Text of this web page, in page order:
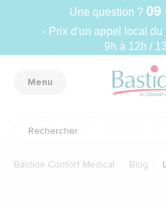
Une question ? 09
- Prix d'un appel local
9h à 12h /
Menu
Bastide Confort Médical Blog